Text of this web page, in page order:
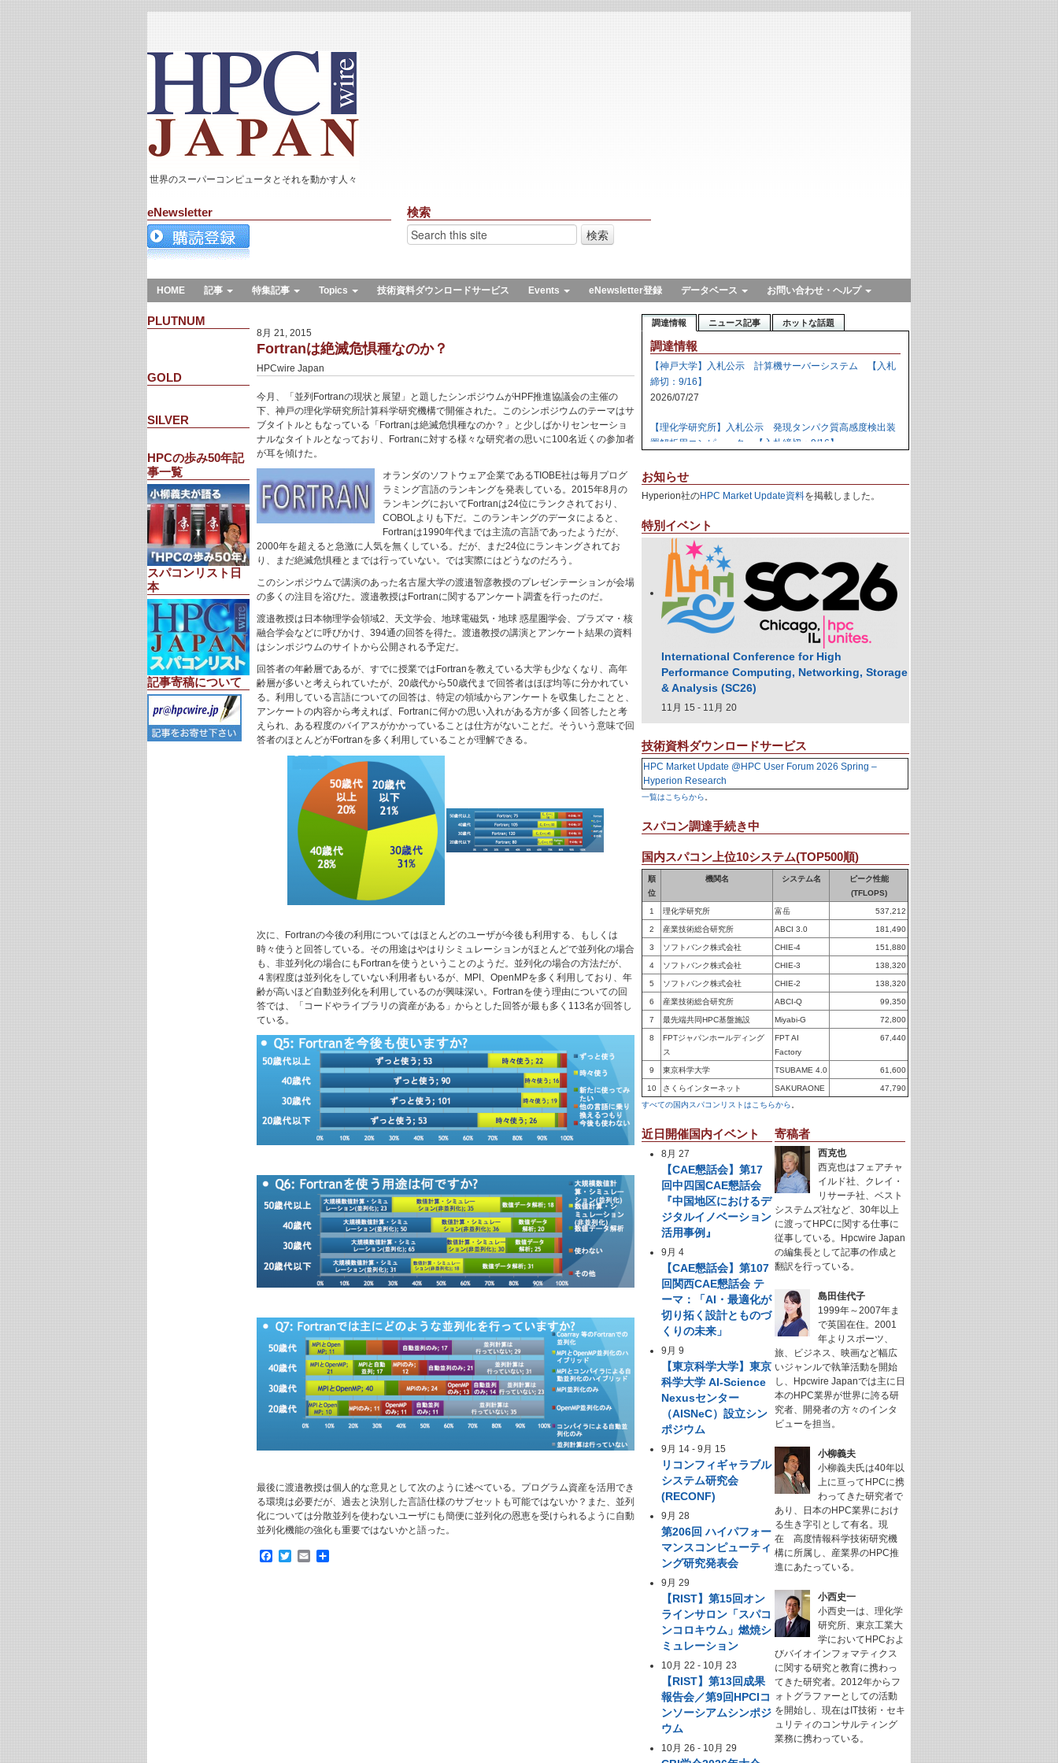
世界のスーパーコンピュータとそれを動かす人々
eNewsletter 検索
HOME 記事 特集記事 Topics 技術資料ダウンロードサービス Events eNewsletter登録 データベース お問い合わせ・ヘルプ
PLUTNUM
GOLD
SILVER
HPCの歩み50年記
事一覧
スパコンリスト日
本
記事寄稿について
8月 21, 2015
Fortranは絶滅危惧種なのか？
HPCwire Japan
今月、「並列Fortranの現状と展望」と題したシンポジウムがHPF推進協議会の主催の
下、神戸の理化学研究所計算科学研究機構で開催された。このシンポジウムのテーマはサ
ブタイトルともなっている「Fortranは絶滅危惧種なのか？」と少しばかりセンセーショ
ナルなタイトルとなっており、Fortranに対する様々な研究者の思いに100名近くの参加者
が耳を傾けた。
オランダのソフトウェア企業であるTIOBE社は毎月プログ
ラミング言語のランキングを発表している。2015年8月の
ランキングにおいてFortranは24位にランクされており、
COBOLよりも下だ。このランキングのデータによると、
Fortranは1990年代までは主流の言語であったようだが、
2000年を超えると急激に人気を無くしている。だが、まだ24位にランキングされてお
り、まだ絶滅危惧種とまでは行っていない。では実際にはどうなのだろう。
このシンポジウムで講演のあった名古屋大学の渡邉智彦教授のプレゼンテーションが会場
の多くの注目を浴びた。渡邉教授はFortranに関するアンケート調査を行ったのだ。
渡邉教授は日本物理学会領域2、天文学会、地球電磁気・地球 惑星圏学会、プラズマ・核
融合学会などに呼びかけ、394通の回答を得た。渡邉教授の講演とアンケート結果の資料
はシンポジウムのサイトから公開される予定だ。
回答者の年齢層であるが、すでに授業ではFortranを教えている大学も少なくなり、高年
齢層が多いと考えられていたが、20歳代から50歳代まで回答者はほぼ均等に分かれてい
る。利用している言語についての回答は、特定の領域からアンケートを収集したことと、
アンケートの内容から考えれば、Fortranに何かの思い入れがある方が多く回答したと考
えられ、ある程度のバイアスがかかっていることは仕方がないことだ。そういう意味で回
答者のほとんどがFortranを多く利用していることが理解できる。
次に、Fortranの今後の利用についてはほとんどのユーザが今後も利用する、もしくは
時々使うと回答している。その用途はやはりシミュレーションがほとんどで並列化の場合
も、非並列化の場合にもFortranを使うということのようだ。並列化の場合の方法だが、
４割程度は並列化をしていない利用者もいるが、MPI、OpenMPを多く利用しており、年
齢が高いほど自動並列化を利用しているのが興味深い。Fortranを使う理由についての回
答では、「コードやライブラリの資産がある」からとした回答が最も多く113名が回答し
ている。
最後に渡邉教授は個人的な意見として次のように述べている。プログラム資産を活用でき
る環境は必要だが、過去と決別した言語仕様のサブセットも可能ではないか？また、並列
化については分散並列を使わないユーザにも簡便に並列化の恩恵を受けられるように自動
並列化機能の強化も重要ではないかと語った。
Facebook
TwitterEmail
共
調達情報 ニュース記事 ホットな話題
調達情報
【神戸大学】入札公示 計算機サーバーシステム 【入札
締切：9/16】
2026/07/27
【理化学研究所】入札公示 発現タンパク質高感度検出装
置解析用コンピュータ 【入札締切：9/16】
【日本原子力研究開発機構】資料招請 ＧＰＵ計算機シス
2026/07/24
【日本原子力研究開発機構】入札公示 炉心損傷解析用ク
ラスタ計算機の購入 【入札締切：9/29】
2026/07/23
【高知大学】落札公示 人工知能用計算ノード 【株式会
社エレパ】 31,988,000円
お知らせ
Hyperion社のHPC Market Update資料を掲載しました。
特別イベント
International Conference for High
Performance Computing, Networking, Storage
& Analysis (SC26)
11月 15 - 11月 20
技術資料ダウンロードサービス
HPC Market Update @HPC User Forum 2026 Spring –
Hyperion Research
一覧はこちらから
スパコン調達手続き中
国内スパコン上位10システム(TOP500順)
順
位
機関名 システム名
ピーク性能
(TFLOPS)
1 理化学研究所 富岳 537,212
2 産業技術総合研究所 ABCI 3.0 181,490
3 ソフトバンク株式会社 CHIE-4 151,880
4 ソフトバンク株式会社 CHIE-3 138,320
5 ソフトバンク株式会社 CHIE-2 138,320
6 産業技術総合研究所 ABCI-Q 99,350
7 最先端共同HPC基盤施設 Miyabi-G 72,800
8
FPTジャパンホールディング
ス
FPT AI
Factory
67,440
9 東京科学大学 TSUBAME 4.0 61,600
10 さくらインターネット SAKURAONE
47,790
すべての国内スパコンリストはこちらから
近日開催国内イベント
8月 27
【CAE懇話会】第17
回中四国CAE懇話会
『中国地区におけるデ
ジタルイノベーション
活用事例』
9月 4
【CAE懇話会】第107
回関西CAE懇話会 テ
ーマ：「AI・最適化が
切り拓く設計とものづ
くりの未来」
9月 9
【東京科学大学】東京
科学大学 AI-Science
Nexusセンター
（AISNeC）設立シン
ポジウム
9月 14 -9月 15
リコンフィギャラブル
システム研究会
(RECONF)
9月 28
第206回 ハイパフォー
マンスコンピューティ
ング研究発表会
9月 29
【RIST】第15回オン
ラインサロン「スパコ
ンコロキウム」燃焼シ
ミュレーション
10月 22 - 10月 23
【RIST】第13回成果
報告会／第9回HPCIコ
ンソーシアムシンポジ
ウム
10月 26 - 10月 29
寄稿者
西克也
西克也はフェアチャ
イルド社、クレイ・
リサーチ社、ベスト
システムズ社など、30年以上
に渡ってHPCに関する仕事に
従事している。Hpcwire Japan
の編集長として記事の作成と
翻訳を行っている。
島田佳代子
1999年～2007年ま
で英国在住。2001
年よりスポーツ、
旅、ビジネス、映画など幅広
いジャンルで執筆活動を開始
し、Hpcwire Japanでは主に日
本のHPC業界が世界に誇る研
究者、開発者の方々のインタ
ビューを担当。
小柳義夫
小柳義夫氏は40年以
上に亘ってHPCに携
わってきた研究者で
あり、日本のHPC業界におけ
る生き字引として有名。現
在 高度情報科学技術研究機
構に所属し、産業界のHPC推
進にあたっている。
小西史一
小西史一は、理化学
研究所、東京工業大
学においてHPCおよ
びバイオインフォマティクス
に関する研究と教育に携わっ
てきた研究者。2012年からフ
ォトグラファーとしての活動
を開始し、現在はIT技術・セキ
ュリティのコンサルティング
業務に携わっている。